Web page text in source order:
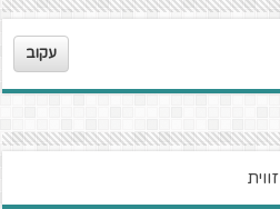
עקוב